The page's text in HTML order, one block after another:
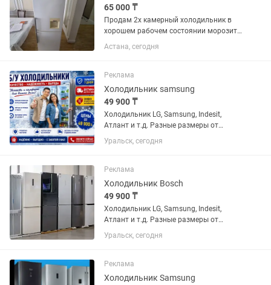
65 000 ₸
Продам 2х камерный холодильник в
хорошем рабочем состоянии морозит
и холодит марка LG No Frost высота
1,90 см ширина 60см все как на фото
Есть и стиральная машина...
Астана, сегодня
Реклама
Холодильник samsung
49 900 ₸
Холодильник LG, Samsung, Indesit,
Атлант и т.д. Разные размеры от
маленького данного до большого двух
метрового. Всё холодильники
обслужены. Резинки целые, дверцы
хорошо...
Уральск, сегодня
Реклама
Холодильник Bosch
49 900 ₸
Холодильник LG, Samsung, Indesit,
Атлант и т.д. Разные размеры от
маленького данного до большого двух
метрового. Всё холодильники
обслужены. Резинки целые, дверцы
хорошо...
Уральск, сегодня
Реклама
Холодильник Samsung